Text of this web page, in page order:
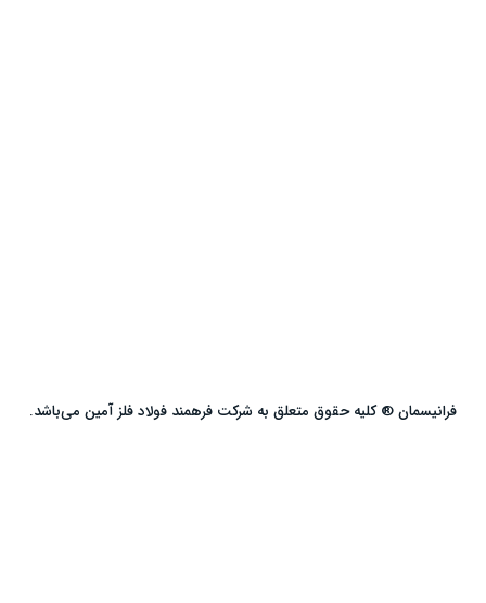
فرانیسمان ® کلیه حقوق متعلق به شرکت فرهمند فولاد فلز آمین می‌باشد.